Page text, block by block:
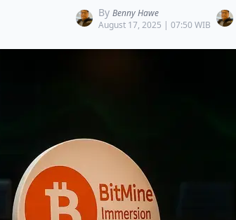
By Benny Hawe
August 17, 2025 | 07:50 WIB